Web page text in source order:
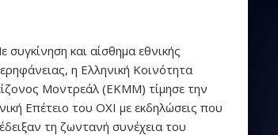
συγκίνηση και αίσθημα εθνικής
η Ελληνική Κοινότητα
Μοντρεάλ (ΕΚΜΜ) τίμησε την
Επέτειο του ΟΧΙ με εκδηλώσεις που
τη ζωντανή συνέχεια του